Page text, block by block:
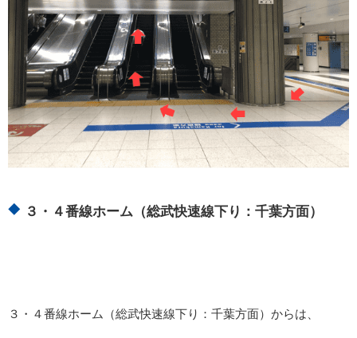
３・４番線ホーム（総武快速線下り：千葉方面）
３・４番線ホーム（総武快速線下り：千葉方面）からは、